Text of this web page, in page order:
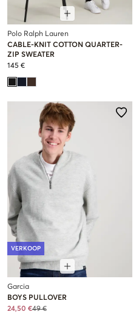
Polo Ralph Lauren
CABLE-KNIT COTTON QUARTER-
ZIP SWEATER
145 €
VERKOOP
Garcia
BOYS PULLOVER
24,50 €49 €